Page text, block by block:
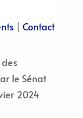
|Contact
le Sénat
2024